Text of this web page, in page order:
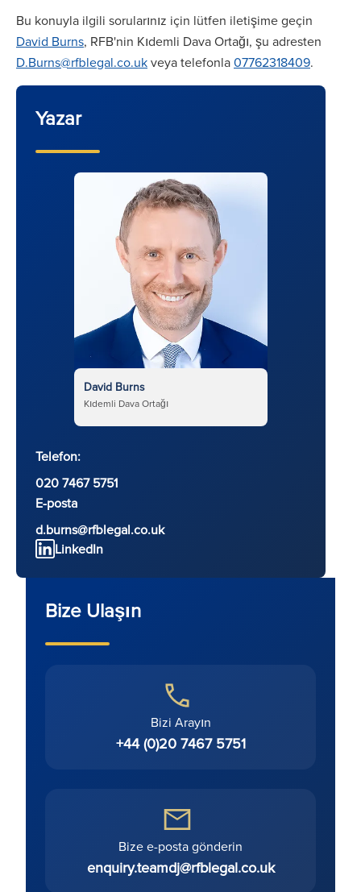
Bu konuyla ilgili sorularınız için lütfen iletişime geçin
David Burns, RFB'nin Kıdemli Dava Ortağı, şu adresten
D.Burns@rfblegal.co.ukveya telefonla07762318409.
Yazar
David Burns
Kıdemli Dava Ortağı
Telefon:
020 7467 5751
E-posta
d.burns@rfblegal.co.uk
LinkedIn
Bize Ulaşın
Bizi Arayın
+44 (0)20 7467 5751
Bize e-posta gönderin
enquiry.teamdj@rfblegal.co.uk